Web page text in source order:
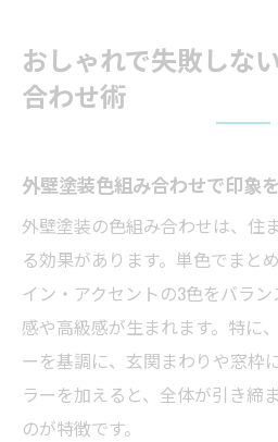
おしゃれで失敗しな
合わせ術
外壁塗装色組み合わせで印象
外壁塗装の色組み合わせは、住
る効果があります。単色でまと
イン・アクセントの3色をバラ
感や高級感が生まれます。特に
ーを基調に、玄関まわりや窓枠
ラーを加えると、全体が引き締
のが特徴です。